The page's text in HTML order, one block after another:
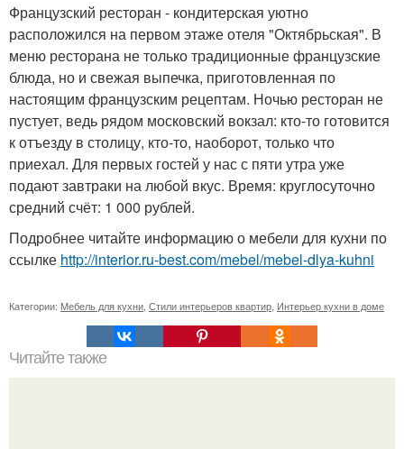
Французский ресторан - кондитерская уютно
расположился на первом этаже отеля "Октябрьская". В
меню ресторана не только традиционные французские
блюда, но и свежая выпечка, приготовленная по
настоящим французским рецептам. Ночью ресторан не
пустует, ведь рядом московский вокзал: кто-то готовится
к отъезду в столицу, кто-то, наоборот, только что
приехал. Для первых гостей у нас с пяти утра уже
подают завтраки на любой вкус. Время: круглосуточно
средний счёт: 1 000 рублей.
Подробнее читайте информацию о мебели для кухни по
ссылке http://interior.ru-best.com/mebel/mebel-dlya-kuhni
Категории: Мебель для кухни Стили интерьеров квартир Интерьер кухни в доме
Читайте также